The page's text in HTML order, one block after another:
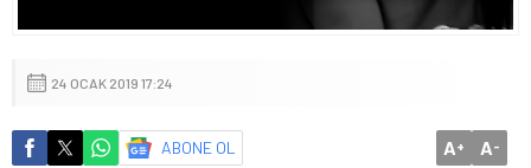
24 OCAK 2019 17:24
ABONE OL A+ A-